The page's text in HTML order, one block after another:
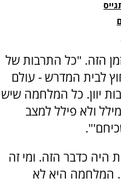
הזה. "כל התרבות של
לבית המדרש - עולם
יוון. כל המלחמה שיש
ולא פילל למצב
היה כדבר הזה. ומי זה
המלחמה היא לא